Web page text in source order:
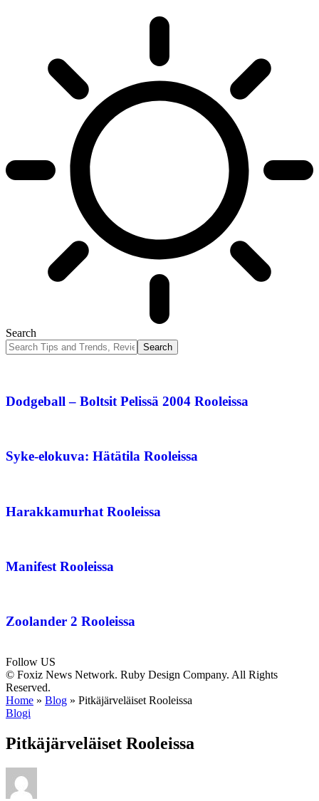
Search
Dodgeball – Boltsit Pelissä 2004 Rooleissa
Syke-elokuva: Hätätila Rooleissa
Harakkamurhat Rooleissa
Manifest Rooleissa
Zoolander 2 Rooleissa
Follow US
© Foxiz News Network. Ruby Design Company. All Rights
Reserved.
Home » Blog » Pitkäjärveläiset Rooleissa
Blogi
Pitkäjärveläiset Rooleissa